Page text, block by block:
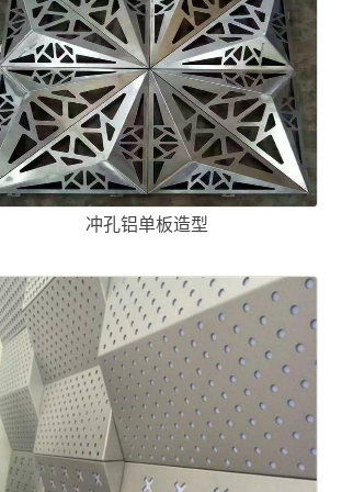
冲孔铝单板造型